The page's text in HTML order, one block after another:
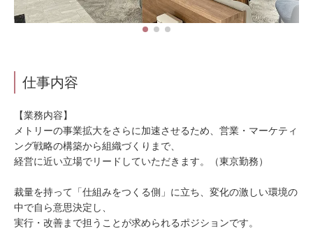
仕事内容
【業務内容】
メトリーの事業拡大をさらに加速させるため、営業・マーケティ
ング戦略の構築から組織づくりまで、
経営に近い立場でリードしていただきます。（東京勤務）
裁量を持って「仕組みをつくる側」に立ち、変化の激しい環境の
中で自ら意思決定し、
実行・改善まで担うことが求められるポジションです。